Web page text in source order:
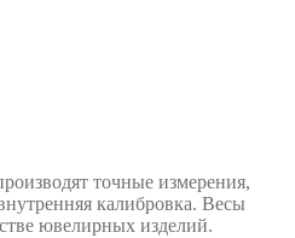
точные измерения,
калибровка. Весы
ювелирных изделий.